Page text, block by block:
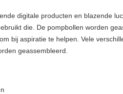
digitale producten en blazende
die. De pompbollen worden
bij aspiratie te helpen. Vele
geassembleerd.